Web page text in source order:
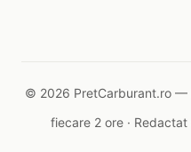
© 2026 PretCarburant.ro —
fiecare 2 ore · Redactat